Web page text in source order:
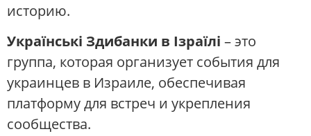
историю.
Українські Здибанки в Ізраїлі – это
группа, которая организует события для
украинцев в Израиле, обеспечивая
платформу для встреч и укрепления
сообщества.